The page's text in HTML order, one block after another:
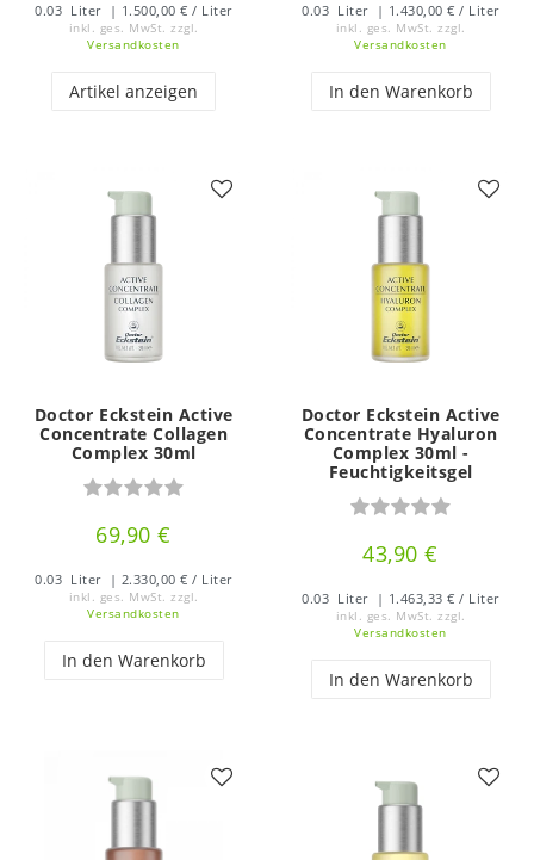
0.03 Liter | 1.500,00 € / Liter
inkl. ges. MwSt. zzgl.
Versandkosten
Artikel anzeigen
0.03 Liter | 1.430,00 € / Liter
inkl. ges. MwSt. zzgl.
Versandkosten
In den Warenkorb
Doctor Eckstein Active
Concentrate Collagen
Complex 30ml
69,90 €
0.03 Liter | 2.330,00 € / Liter
inkl. ges. MwSt. zzgl.
Versandkosten
In den Warenkorb
Doctor Eckstein Active
Concentrate Hyaluron
Complex 30ml -
Feuchtigkeitsgel
43,90 €
0.03 Liter | 1.463,33 € / Liter
inkl. ges. MwSt. zzgl.
Versandkosten
In den Warenkorb